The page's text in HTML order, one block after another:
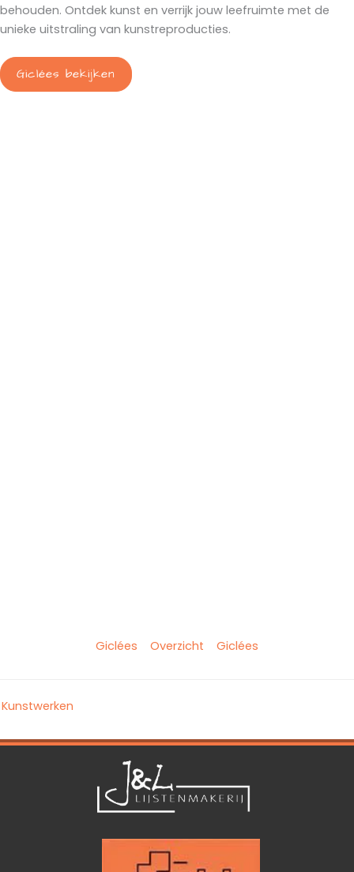
behouden. Ontdek kunst en verrijk jouw leefruimte met de
unieke uitstraling van kunstreproducties.
Giclées bekijken
Giclées Overzicht Giclées
Kunstwerken